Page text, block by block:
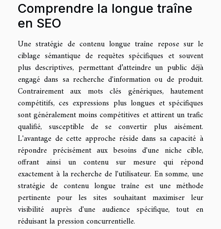
Comprendre la longue traîne
en SEO
Une stratégie de contenu longue traîne repose sur le
ciblage sémantique de requêtes spécifiques et souvent
plus descriptives, permettant d’atteindre un public déjà
engagé dans sa recherche d'information ou de produit.
Contrairement aux mots clés génériques, hautement
compétitifs, ces expressions plus longues et spécifiques
sont généralement moins compétitives et attirent un trafic
qualifié, susceptible de se convertir plus aisément.
L'avantage de cette approche réside dans sa capacité à
répondre précisément aux besoins d'une niche cible,
offrant ainsi un contenu sur mesure qui répond
exactement à la recherche de l'utilisateur. En somme, une
stratégie de contenu longue traîne est une méthode
pertinente pour les sites souhaitant maximiser leur
visibilité auprès d'une audience spécifique, tout en
réduisant la pression concurrentielle.